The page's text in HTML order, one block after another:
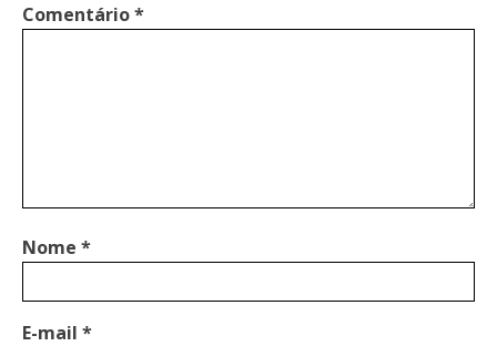
Comentário*
Nome *
E-mail *